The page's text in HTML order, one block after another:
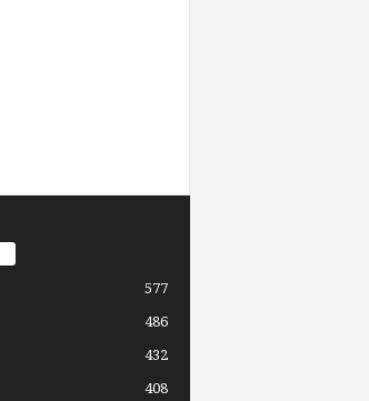
577
486
432
408